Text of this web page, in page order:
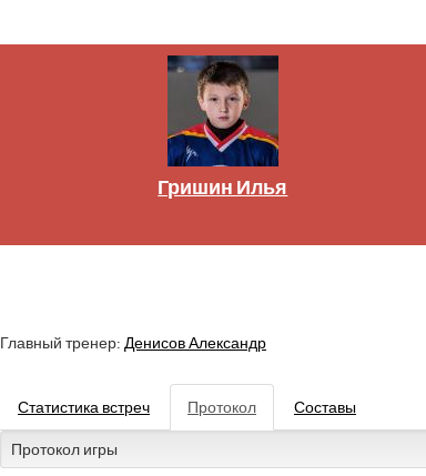
Гришин Илья
Главный тренер: Денисов Александр
Статистика встреч Протокол Составы
Протокол игры